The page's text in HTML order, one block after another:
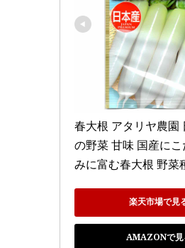
春大根 アタリヤ農園
の野菜 甘味 国産に
みに富む春大根 野菜
楽天市場で見
AMAZONで見